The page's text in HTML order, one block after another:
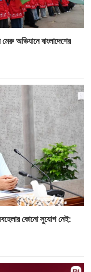
অভিযানে বাংলাদেশের
কোনো সুযোগ নেই: